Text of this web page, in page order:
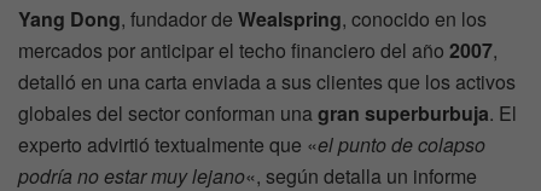
Yang Dong, fundador de Wealspring, conocido en los
mercados por anticipar el techo financiero del año 2007,
detalló en una carta enviada a sus clientes que los activos
globales del sector conforman unagran superburbuja. El
experto advirtió textualmente que «el punto de colapso
podría no estar muy lejano«, según detalla un informe